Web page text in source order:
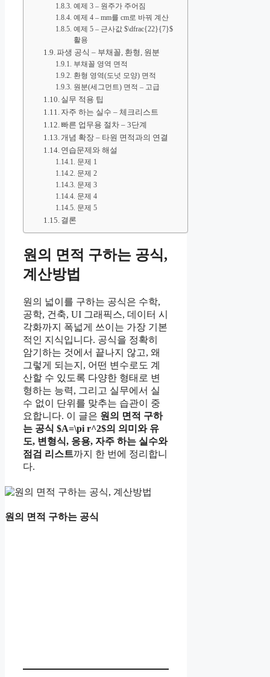
예제 3 – 원주가 주어짐
예제 4 – mm를 cm로 바꿔 계산
예제 5 – 근사값 $\dfrac{22}{7}$
활용
파생 공식 – 부채꼴, 환형, 원분
부채꼴 영역 면적
환형 영역(도넛 모양) 면적
원분(세그먼트) 면적 – 고급
실무 적용 팁
자주 하는 실수 – 체크리스트
빠른 업무용 절차 – 3단계
개념 확장 – 타원 면적과의 연결
연습문제와 해설
문제 1
문제 2
문제 3
문제 4
문제 5
결론
원의 면적 구하는 공식,
계산방법
원의 넓이를 구하는 공식은 수학,
공학, 건축, UI 그래픽스, 데이터 시
각화까지 폭넓게 쓰이는 가장 기본
적인 지식입니다. 공식을 정확히
암기하는 것에서 끝나지 않고, 왜
그렇게 되는지, 어떤 변수로도 계
산할 수 있도록 다양한 형태로 변
형하는 능력, 그리고 실무에서 실
수 없이 단위를 맞추는 습관이 중
요합니다. 이 글은 원의 면적 구하
는 공식 $A=\pi r^2$의 의미와 유
도, 변형식, 응용, 자주 하는 실수와
점검 리스트까지 한 번에 정리합니
다.
원의 면적 구하는 공식